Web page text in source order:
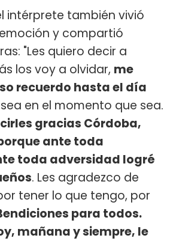
intérprete también vivió
y compartió
"Les quiero decir a
los voy a olvidar, me
recuerdo hasta el día
en el momento que sea.
gracias Córdoba,
ante toda
toda adversidad logré
. Les agradezco de
tener lo que tengo, por
para todos.
mañana y siempre, le